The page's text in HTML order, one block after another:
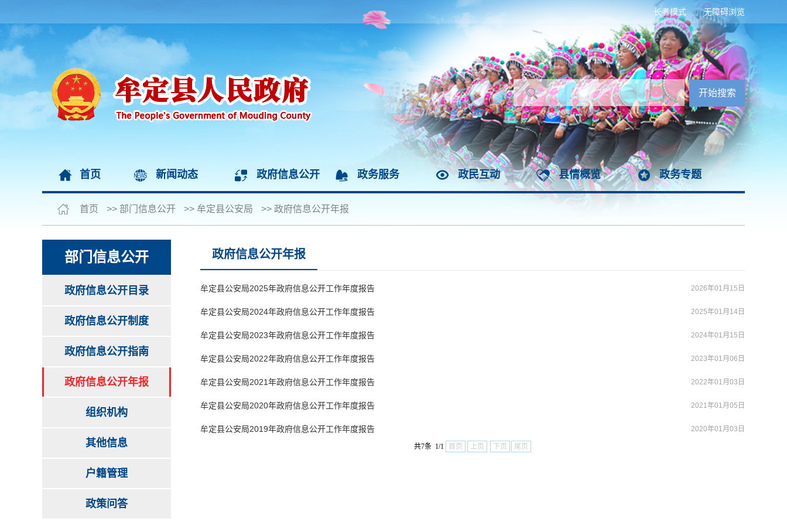
无障碍浏览
长者模式
首页 新闻动态 政府信息公开 政务服务 政民互动 县情概览 政务专题
首页 >> 部门信息公开 >> 牟定县公安局 >> 政府信息公开年报
部门信息公开
政府信息公开目录
政府信息公开制度
政府信息公开指南
政府信息公开年报
组织机构
其他信息
户籍管理
政策问答
政府信息公开年报
2026年01月15日
牟定县公安局2025年政府信息公开工作年度报告
2025年01月14日
牟定县公安局2024年政府信息公开工作年度报告
2024年01月15日
牟定县公安局2023年政府信息公开工作年度报告
2023年01月06日
牟定县公安局2022年政府信息公开工作年度报告
2022年01月03日
牟定县公安局2021年政府信息公开工作年度报告
2021年01月05日
牟定县公安局2020年政府信息公开工作年度报告
2020年01月03日
牟定县公安局2019年政府信息公开工作年度报告
共7条 1/1 首页 上页 下页 尾页